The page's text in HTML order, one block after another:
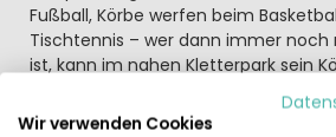
Fußball, Körbe werfen beim
Tischtennis – wer dann immer noch
ist, kann im nahen Kletterpark sein
Abend lassen Sie es sich im offenen
gutgehen. Neben
Wir verwenden Cookies